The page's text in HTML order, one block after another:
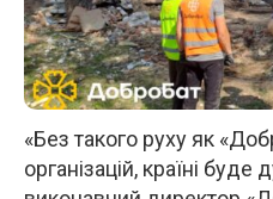
«Без такого руху як
організацій, країні